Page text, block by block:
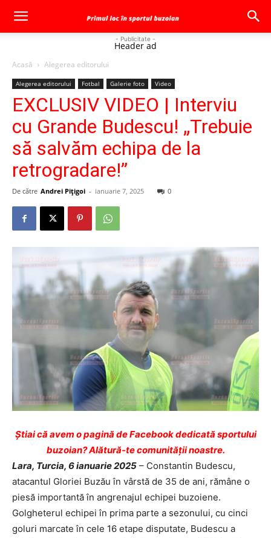
- Publicitate -
Header ad
Acasă Alegerea editorului
Alegerea editorului Fotbal Galerie foto Video
EXCLUSIV VIDEO | Interviu
cu Grande Budescu! „Trebuie
să salvăm echipa de la
retrogradare!”
De către Andrei Pițigoi - ianuarie 7, 2025 0
Ştiai că avem o pagină de Facebook dedicată sportului
buzoian? Alătură-te comunității noastre.
Lara, Turcia, 6 ianuarie 2025 – Constantin Budescu,
atacantul Gloriei Buzău în vârstă de 35 de ani, rămâne o
piesă importantă în angrenajul echipei buzoiene.
Golgheterul echipei în prima parte a sezonului, cu cinci
goluri marcate în cele 16 etape disputate, Budescu a